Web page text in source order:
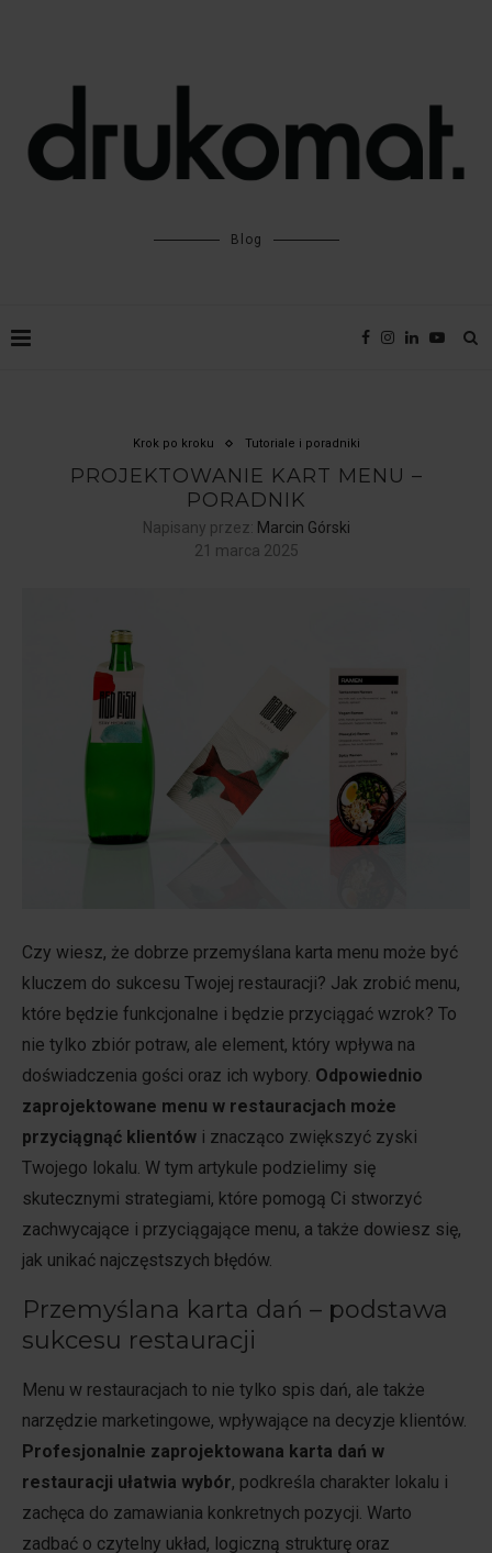
Blog
Krok po kroku Tutoriale i poradniki
PROJEKTOWANIE KART MENU –
PORADNIK
Napisany przez: Marcin Górski
21 marca 2025
Czy wiesz, że dobrze przemyślana karta menu może być
kluczem do sukcesu Twojej restauracji? Jak zrobić menu,
które będzie funkcjonalne i będzie przyciągać wzrok? To
nie tylko zbiór potraw, ale element, który wpływa na
doświadczenia gości oraz ich wybory. Odpowiednio
zaprojektowane menu w restauracjach może
przyciągnąć klientów i znacząco zwiększyć zyski
Twojego lokalu. W tym artykule podzielimy się
skutecznymi strategiami, które pomogą Ci stworzyć
zachwycające i przyciągające menu, a także dowiesz się,
jak unikać najczęstszych błędów.
Przemyślana karta dań – podstawa
sukcesu restauracji
Menu w restauracjach to nie tylko spis dań, ale także
narzędzie marketingowe, wpływające na decyzje klientów.
Profesjonalnie zaprojektowana karta dań w
restauracji ułatwia wybór, podkreśla charakter lokalu i
zachęca do zamawiania konkretnych pozycji. Warto
zadbać o czytelny układ, logiczną strukturę oraz